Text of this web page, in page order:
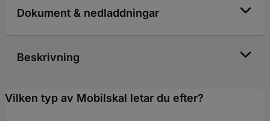
Dokument & nedladdningar
Beskrivning
Vilken typ av Mobilskal letar du efter?